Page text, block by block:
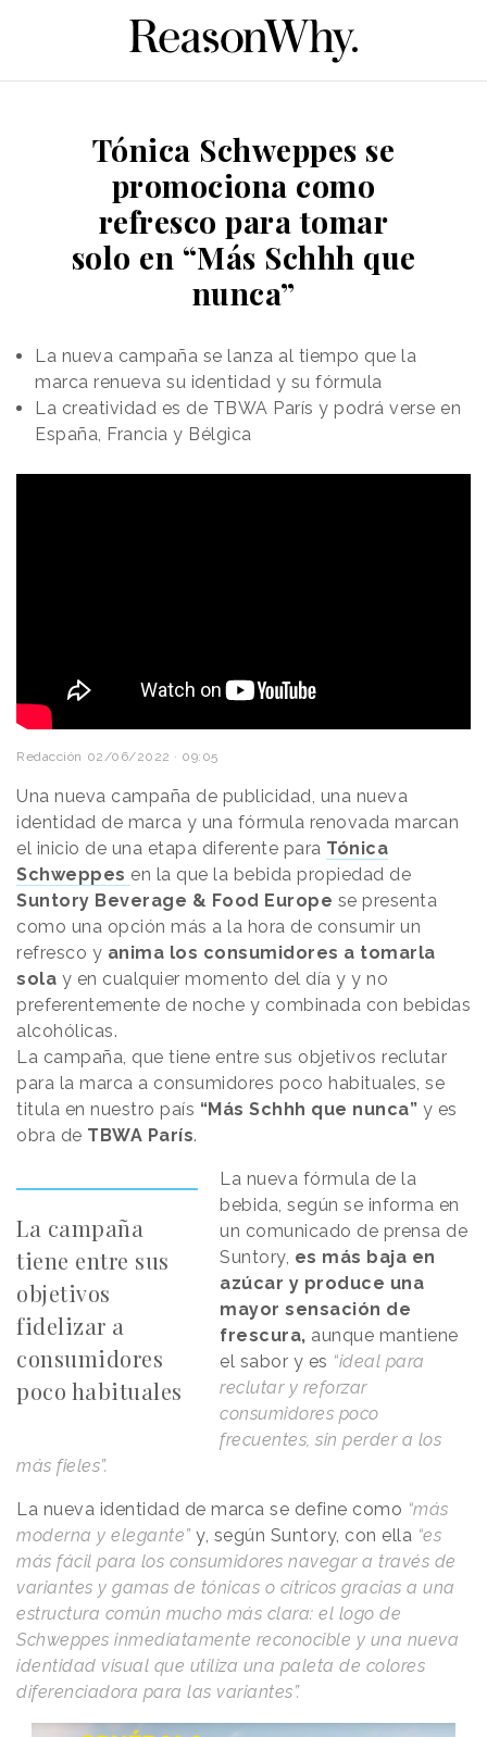
Tónica Schweppes se
promociona como
refresco para tomar
solo en “Más Schhh que
nunca”
La nueva campaña se lanza al tiempo que la
marca renueva su identidad y su fórmula
La creatividad es de TBWA París y podrá verse en
España, Francia y Bélgica
Redacción 02/06/2022 · 09:05
Una nueva campaña de publicidad, una nueva
identidad de marca y una fórmula renovada marcan
el inicio de una etapa diferente para Tónica
Schweppes en la que la bebida propiedad de
Suntory Beverage & Food Europe se presenta
como una opción más a la hora de consumir un
refresco y anima los consumidores a tomarla
sola y en cualquier momento del día y y no
preferentemente de noche y combinada con bebidas
alcohólicas.
La campaña, que tiene entre sus objetivos reclutar
para la marca a consumidores poco habituales, se
titula en nuestro país “Más Schhh que nunca” y es
obra de TBWA París.
La campaña
tiene entre sus
objetivos
fidelizar a
consumidores
poco habituales
La nueva fórmula de la
bebida, según se informa en
un comunicado de prensa de
Suntory, es más baja en
azúcar y produce una
mayor sensación de
frescura, aunque mantiene
el sabor y es “ideal para
reclutar y reforzar
consumidores poco
frecuentes, sin perder a los
más fieles”.
La nueva identidad de marca se define como “más
moderna y elegante” y, según Suntory, con ella “es
más fácil para los consumidores navegar a través de
variantes y gamas de tónicas o cítricos gracias a una
estructura común mucho más clara: el logo de
Schweppes inmediatamente reconocible y una nueva
identidad visual que utiliza una paleta de colores
diferenciadora para las variantes”.